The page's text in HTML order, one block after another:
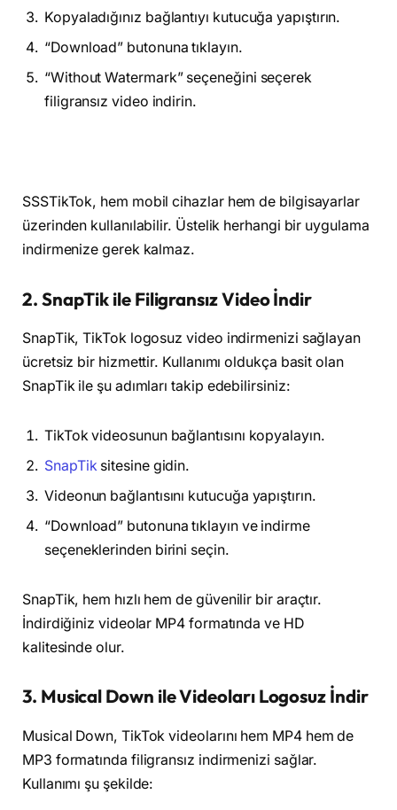
Kopyaladığınız bağlantıyı kutucuğa yapıştırın.
“Download” butonuna tıklayın.
“Without Watermark” seçeneğini seçerek
filigransız video indirin.
SSSTikTok, hem mobil cihazlar hem de bilgisayarlar
üzerinden kullanılabilir. Üstelik herhangi bir uygulama
indirmenize gerek kalmaz.
2. SnapTik ile Filigransız Video İndir
SnapTik, TikTok logosuz video indirmenizi sağlayan
ücretsiz bir hizmettir. Kullanımı oldukça basit olan
SnapTik ile şu adımları takip edebilirsiniz:
TikTok videosunun bağlantısını kopyalayın.
SnapTiksitesine gidin.
Videonun bağlantısını kutucuğa yapıştırın.
“Download” butonuna tıklayın ve indirme
seçeneklerinden birini seçin.
SnapTik, hem hızlı hem de güvenilir bir araçtır.
İndirdiğiniz videolar MP4 formatında ve HD
kalitesinde olur.
3. Musical Down ile Videoları Logosuz İndir
Musical Down, TikTok videolarını hem MP4 hem de
MP3 formatında filigransız indirmenizi sağlar.
Kullanımı şu şekilde: